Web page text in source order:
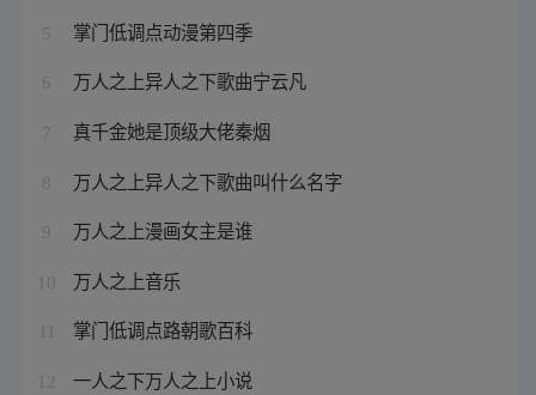
5 掌门低调点动漫第四季
6 万人之上异人之下歌曲宁云凡
7 真千金她是顶级大佬秦烟
8 万人之上异人之下歌曲叫什么名字
9 万人之上漫画女主是谁
10 万人之上音乐
掌门低调点路朝歌百科
12 一人之下万人之上小说